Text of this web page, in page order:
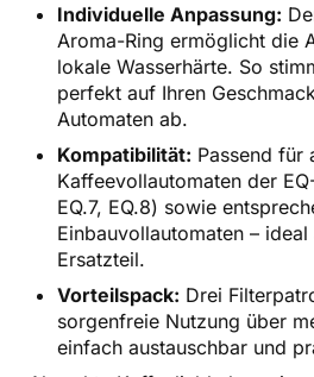
Individuelle Anpassung:
Aroma-Ring ermöglicht die
lokale Wasserhärte. So
perfekt auf Ihren
Automaten ab.
Kompatibilität: Passend für
Kaffeevollautomaten der
EQ.7, EQ.8) sowie
Einbauvollautomaten –
Ersatzteil.
Vorteilspack: Drei
sorgenfreie Nutzung über
einfach austauschbar und